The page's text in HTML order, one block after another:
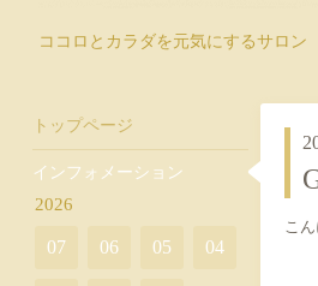
ココロとカラダを元気にするサロン
こ
トップページ
インフォメーション
2026
07 06 05 04